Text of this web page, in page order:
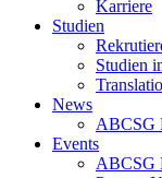
Karriere
Studien
Studien
News
ABCSG
Events
ABCSG